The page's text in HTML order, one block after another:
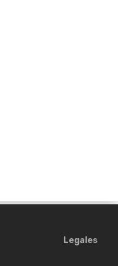
Legales